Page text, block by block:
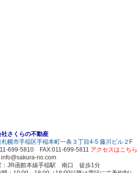
社さくらの不動産
札幌市手稲区手稲本町一条３丁目4-5 藤川ビル２F
699-5810 FAX:011-699-5811 アクセスはこちら
no.com
：JR函館本線手稲駅 南口 徒歩1分